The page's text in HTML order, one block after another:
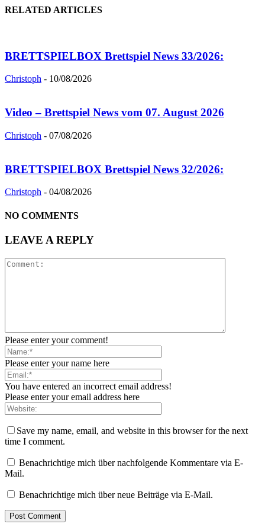
RELATED ARTICLES
BRETTSPIELBOX Brettspiel News 33/2026:
Christoph - 10/08/2026
Video – Brettspiel News vom 07. August 2026
Christoph - 07/08/2026
BRETTSPIELBOX Brettspiel News 32/2026:
Christoph - 04/08/2026
NO COMMENTS
LEAVE A REPLY
Please enter your comment!
Please enter your name here
You have entered an incorrect email address!
Please enter your email address here
Save my name, email, and website in this browser for the next
time I comment.
Benachrichtige mich über nachfolgende Kommentare via E-
Mail.
Benachrichtige mich über neue Beiträge via E-Mail.